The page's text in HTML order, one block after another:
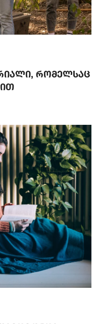
რომელსაც